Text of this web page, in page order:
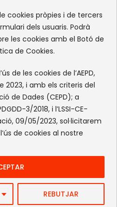
cookies pròpies i de tercers
dels usuaris. Podrà
les cookies amb el Botó de
de Cookies.
de les cookies de l’AEPD,
2023, i amb els criteris del
de Dades (CEPD); a
3/2018, i l’LSSI-CE-
09/05/2023, sol·licitarem
de cookies al nostre
REBUTJAR
Política de cookies